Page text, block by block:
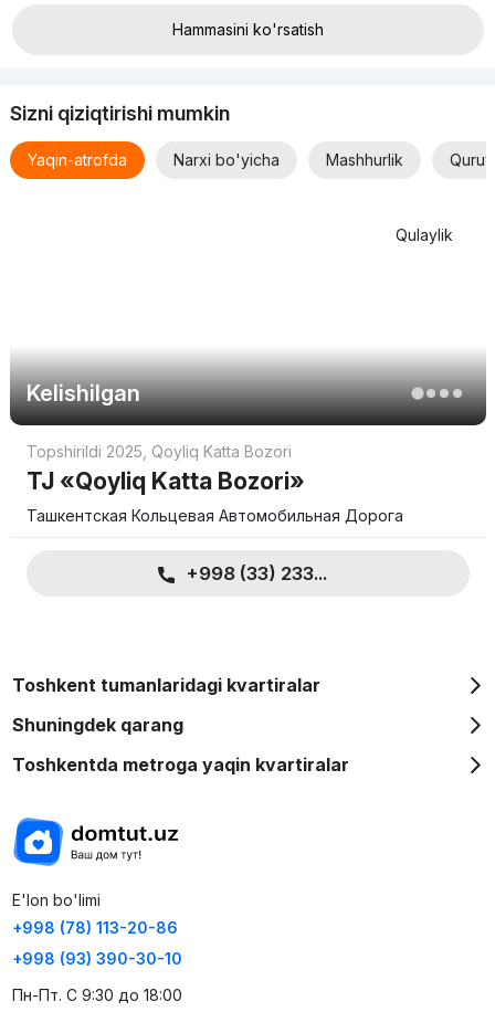
Hammasini ko'rsatish
Sizni qiziqtirishi mumkin
Yaqin-atrofda Narxi bo'yicha Mashhurlik
Qulaylik
Kelishilgan
Topshirildi 2025 Qoyliq Katta Bozori
TJ «Qoyliq Katta Bozori»
Ташкентская Кольцевая Автомобильная Дорога
+998 (33) 233...
Toshkent tumanlaridagi kvartiralar
Shuningdek qarang
Toshkentda metroga yaqin kvartiralar
E'lon bo'limi
+998 (78) 113-20-86
+998 (93) 390-30-10
Пн-Пт. С 9:30 до 18:00